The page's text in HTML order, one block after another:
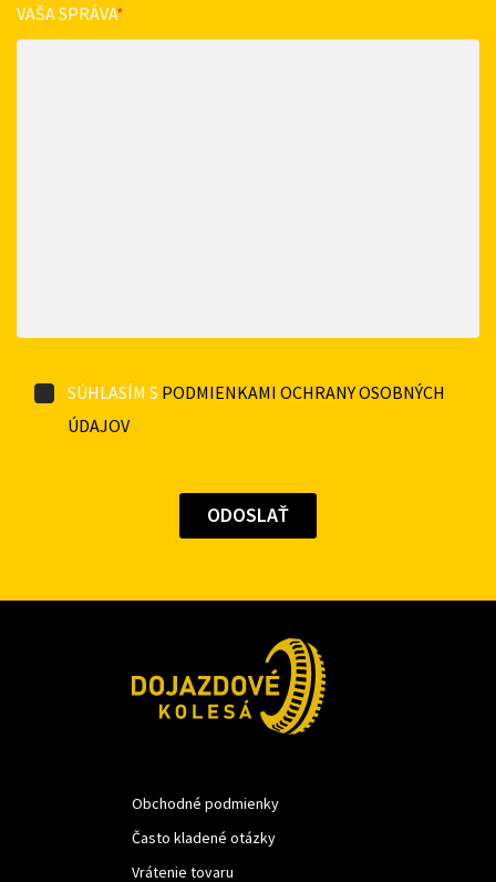
VAŠA SPRÁVA*
SÚHLASÍM S PODMIENKAMI OCHRANY OSOBNÝCH
ÚDAJOV
Obchodné podmienky
Často kladené otázky
Vrátenie tovaru